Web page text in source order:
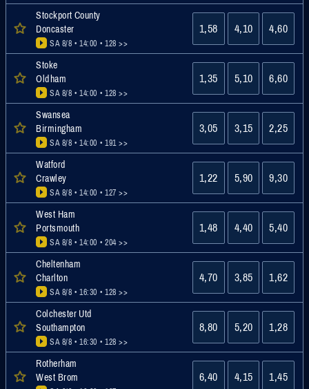
Stockport County
Doncaster
SA 8/8 • 14:00 • 128 >>
1,58 4,10 4,60
Stoke
Oldham
SA 8/8 • 14:00 • 128 >>
1,35 5,10 6,60
Swansea
Birmingham
SA 8/8 • 14:00 • 191 >>
3,05 3,15 2,25
Watford
Crawley
SA 8/8 • 14:00 • 127 >>
1,22 5,90 9,30
West Ham
Portsmouth
SA 8/8 • 14:00 • 204 >>
1,48 4,40 5,40
Cheltenham
Charlton
SA 8/8 • 16:30 • 128 >>
4,70 3,85 1,62
Colchester Utd
Southampton
SA 8/8 • 16:30 • 128 >>
8,80 5,20 1,28
Rotherham
West Brom
6,40 4,15 1,45